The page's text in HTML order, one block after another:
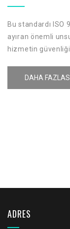
Bu standardı
ayıran önemli
hizmetin
azaltmaya
DAHA FAZLASI
ADRES